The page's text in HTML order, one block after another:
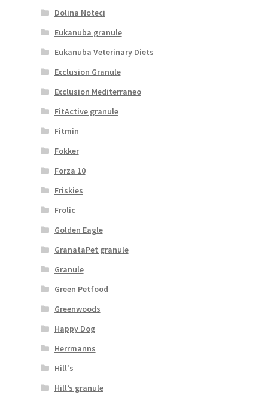
Dolina Noteci
Eukanuba granule
Eukanuba Veterinary Diets
Exclusion Granule
Exclusion Mediterraneo
FitActive granule
Fitmin
Fokker
Forza 10
Friskies
Frolic
Golden Eagle
GranataPet granule
Granule
Green Petfood
Greenwoods
Happy Dog
Herrmanns
Hill's
Hill’s granule